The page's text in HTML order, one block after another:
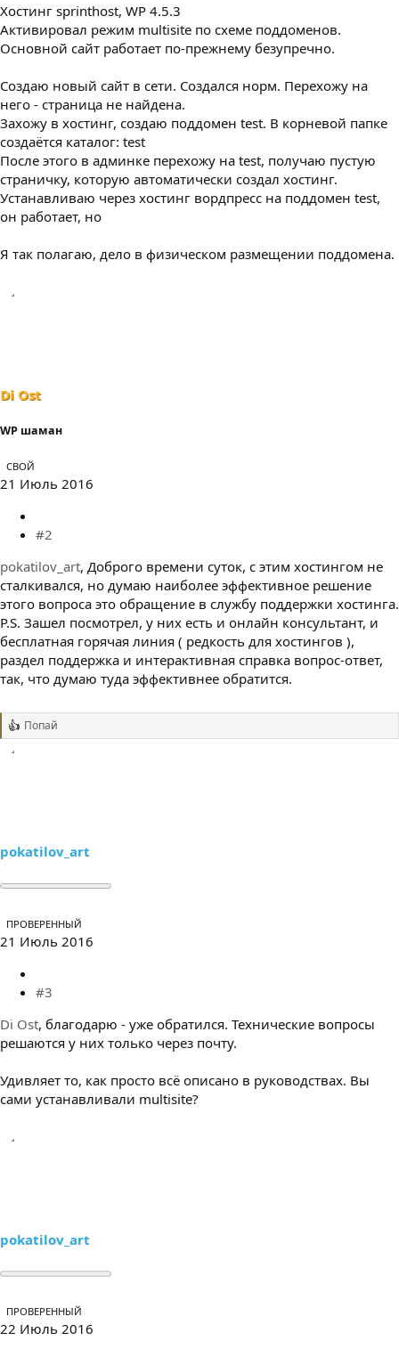
Хостинг sprinthost, WP 4.5.3
Активировал режим multisite по схеме поддоменов.
Основной сайт работает по-прежнему безупречно.
Создаю новый сайт в сети. Создался норм. Перехожу на
него - страница не найдена.
Захожу в хостинг, создаю поддомен test. В корневой папке
создаётся каталог: test
После этого в админке перехожу на test, получаю пустую
страничку, которую автоматически создал хостинг.
Устанавливаю через хостинг вордпресс на поддомен test,
он работает, но
Я так полагаю, дело в физическом размещении поддомена.
Di Ost
WP шаман
СВОЙ
21 Июль 2016
#2
pokatilov_art, Доброго времени суток, с этим хостингом не
сталкивался, но думаю наиболее эффективное решение
этого вопроса это обращение в службу поддержки хостинга.
P.S. Зашел посмотрел, у них есть и онлайн консультант, и
бесплатная горячая линия ( редкость для хостингов ),
раздел поддержка и интерактивная справка вопрос-ответ,
так, что думаю туда эффективнее обратится.
Р
Попай
pokatilov_art
ПРОВЕРЕННЫЙ
21 Июль 2016
#3
Di Ost, благодарю - уже обратился. Технические вопросы
решаются у них только через почту.
Удивляет то, как просто всё описано в руководствах. Вы
сами устанавливали multisite?
pokatilov_art
ПРОВЕРЕННЫЙ
22 Июль 2016